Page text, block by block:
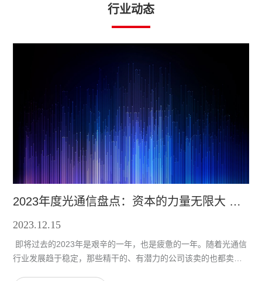
行业动态
2023年度光通信盘点：资本的力量无限大 也有一些别的
2023.12.15
即将过去的2023年是艰辛的一年，也是疲惫的一年。随着光通信
行业发展趋于稳定，那些精干的、有潜力的公司该卖的也都卖得